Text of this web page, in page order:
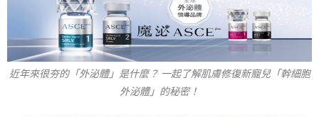
近年來很夯的「外泌體」是什麼？ 一起了解肌膚修復新寵兒「幹細胞
外泌體」的秘密！